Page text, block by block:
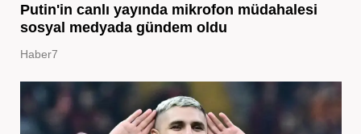
Putin'in canlı yayında mikrofon müdahalesi
sosyal medyada gündem oldu
Haber7